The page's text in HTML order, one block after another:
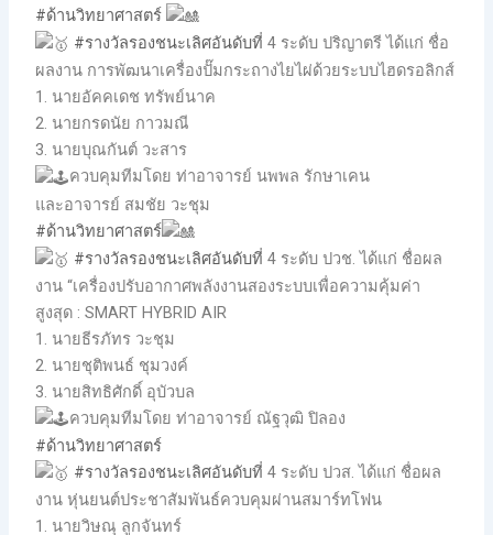
#ด้านวิทยาศาสตร์
#รางวัลรองชนะเลิศอันดับที่ 4 ระดับ ปริญาตรี ได้แก่ ชื่อ
ผลงาน การพัฒนาเครื่องปั๊มกระถางไยไผ่ด้วยระบบไฮดรอลิกส์
1. นายอัคคเดช ทรัพย์นาค
2. นายกรดนัย กาวมณี
3. นายบุณกันต์ วะสาร
ควบคุมทีมโดย ท่าอาจารย์ นพพล รักษาเคน
และอาจารย์ สมชัย วะชุม
#ด้านวิทยาศาสตร์
#รางวัลรองชนะเลิศอันดับที่ 4 ระดับ ปวช. ได้แก่ ชื่อผล
งาน “เครื่องปรับอากาศพลังงานสองระบบเพื่อความคุ้มค่า
สูงสุด : SMART HYBRID AIR
1. นายธีรภัทร วะชุม
2. นายชุติพนธ์ ชุมวงค์
3. นายสิทธิศักดิ์ อุบัวบล
ควบคุมทีมโดย ท่าอาจารย์ ณัฐวุฒิ ปิลอง
#ด้านวิทยาศาสตร์
#รางวัลรองชนะเลิศอันดับที่ 4 ระดับ ปวส. ได้แก่ ชื่อผล
งาน หุ่นยนต์ประชาสัมพันธ์ควบคุมผ่านสมาร์ทโฟน
1. นายวิษณุ ลูกจันทร์